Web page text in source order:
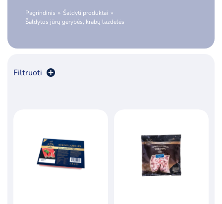
Apie Premia KPC
Kontaktai
Pagrindinis
Šaldyti produktai
Šaldytos jūrų gėrybės, krabų lazdelės
Filtruoti
Kategorijos
Ledai